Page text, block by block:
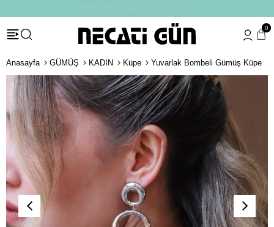
0
Anasayfa GÜMÜŞ KADIN Küpe Yuvarlak Bombeli Gümüş Küpe